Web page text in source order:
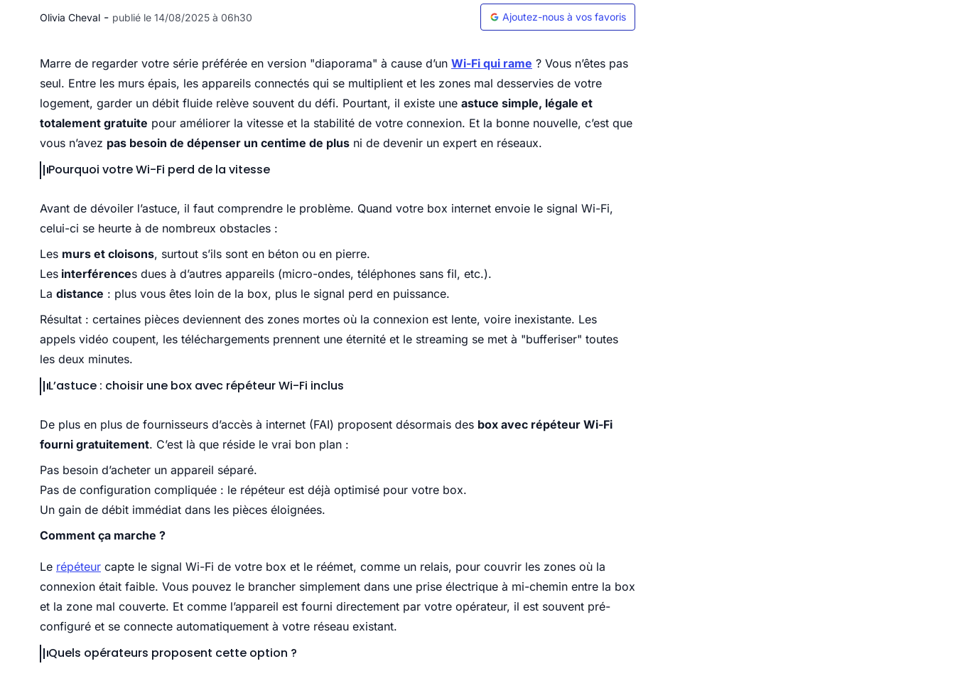
Olivia Cheval - publié le 14/08/2025 à 06h30 Ajoutez-nous à vos favoris
Marre de regarder votre série préférée en version "diaporama" à cause d’un Wi-Fi qui rame ? Vous n’êtes pas
seul. Entre les murs épais, les appareils connectés qui se multiplient et les zones mal desservies de votre
logement, garder un débit fluide relève souvent du défi. Pourtant, il existe une astuce simple, légale et
totalement gratuite pour améliorer la vitesse et la stabilité de votre connexion. Et la bonne nouvelle, c’est que
vous n’avez pas besoin de dépenser un centime de plus ni de devenir un expert en réseaux.
Pourquoi votre Wi-Fi perd de la vitesse
Avant de dévoiler l’astuce, il faut comprendre le problème. Quand votre box internet envoie le signal Wi-Fi,
celui-ci se heurte à de nombreux obstacles :
Les murs et cloisons, surtout s’ils sont en béton ou en pierre.
Les interférences dues à d’autres appareils (micro-ondes, téléphones sans fil, etc.).
La distance : plus vous êtes loin de la box, plus le signal perd en puissance.
Résultat : certaines pièces deviennent des zones mortes où la connexion est lente, voire inexistante. Les
appels vidéo coupent, les téléchargements prennent une éternité et le streaming se met à "bufferiser" toutes
les deux minutes.
L’astuce : choisir une box avec répéteur Wi-Fi inclus
De plus en plus de fournisseurs d’accès à internet (FAI) proposent désormais des box avec répéteur Wi-Fi
fourni gratuitement. C’est là que réside le vrai bon plan :
Pas besoin d’acheter un appareil séparé.
Pas de configuration compliquée : le répéteur est déjà optimisé pour votre box.
Un gain de débit immédiat dans les pièces éloignées.
Comment ça marche ?
Le répéteur capte le signal Wi-Fi de votre box et le réémet, comme un relais, pour couvrir les zones où la
connexion était faible. Vous pouvez le brancher simplement dans une prise électrique à mi-chemin entre la box
et la zone mal couverte. Et comme l’appareil est fourni directement par votre opérateur, il est souvent pré-
configuré et se connecte automatiquement à votre réseau existant.
Quels opérateurs proposent cette option ?